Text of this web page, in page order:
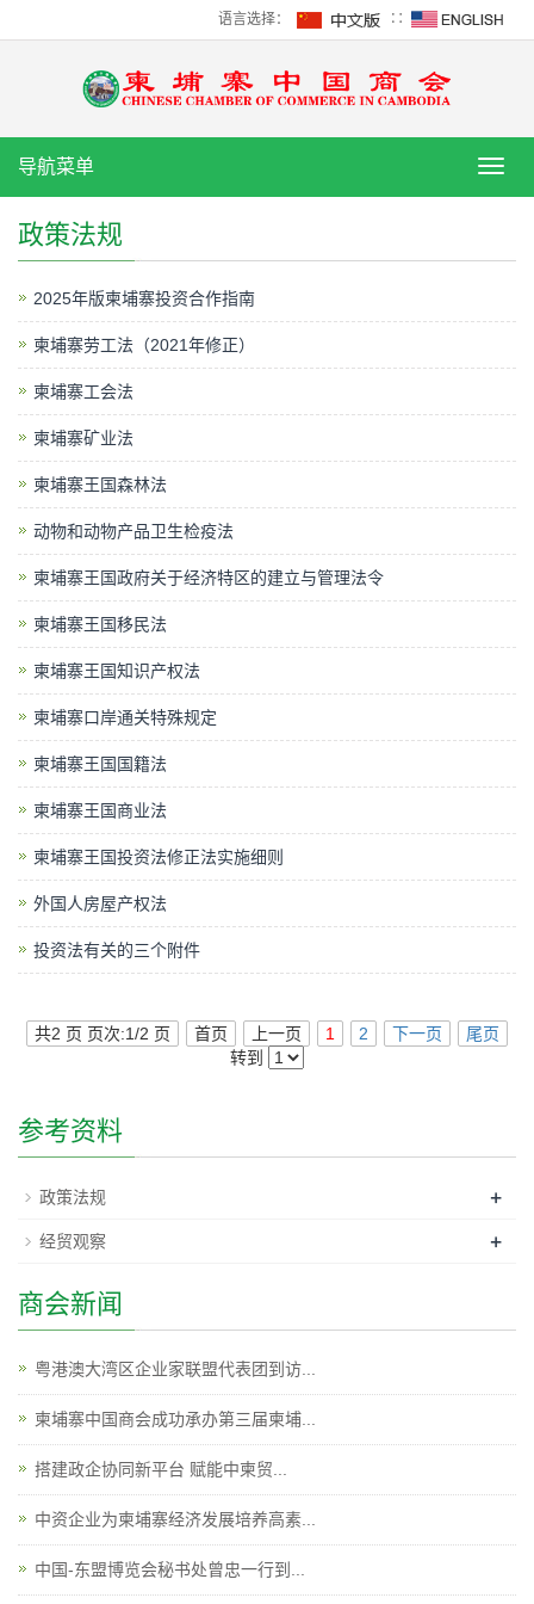
语言选择： ∷
导
导航菜单
政策法规
​2025年版柬埔寨投资合作指南
柬埔寨劳工法（2021年修正）
柬埔寨工会法
柬埔寨矿业法
柬埔寨王国森林法
动物和动物产品卫生检疫法
柬埔寨王国政府关于经济特区的建立与管理法令
柬埔寨王国移民法
柬埔寨王国知识产权法
柬埔寨口岸通关特殊规定
柬埔寨王国国籍法
柬埔寨王国商业法
柬埔寨王国投资法修正法实施细则
外国人房屋产权法
投资法有关的三个附件
共2 页 页次:1/2 页 首页 上一页 1 2 下一页
尾页
转到
参考资料
政策法规 +
经贸观察 +
商会新闻
粤港澳大湾区企业家联盟代表团到访...
柬埔寨中国商会成功承办第三届柬埔...
搭建政企协同新平台 赋能中柬贸...
中资企业为柬埔寨经济发展培养高素...
中国-东盟博览会秘书处曾忠一行到...